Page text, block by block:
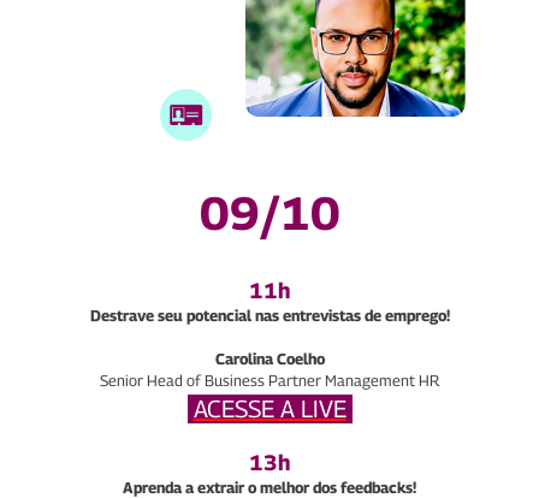
09/10
11h
Destrave seu potencial nas entrevistas de emprego!
Carolina Coelho
Senior Head of Business Partner Management HR
ACESSE A LIVE
13h
Aprenda a extrair o melhor dos feedbacks!